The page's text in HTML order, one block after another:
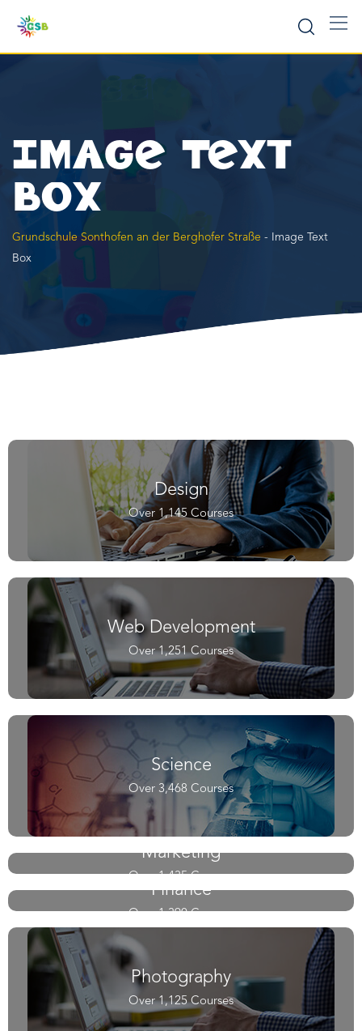
Image Text
Box
Grundschule Sonthofen an der Berghofer Straße -
Image Text
Box
Design
Over 1,145 Courses
Web Development
Over 1,251 Courses
Science
Over 3,468 Courses
Marketing
Over 1,435 Courses
Finance
Over 1,390 Courses
Photography
Over 1,125 Courses